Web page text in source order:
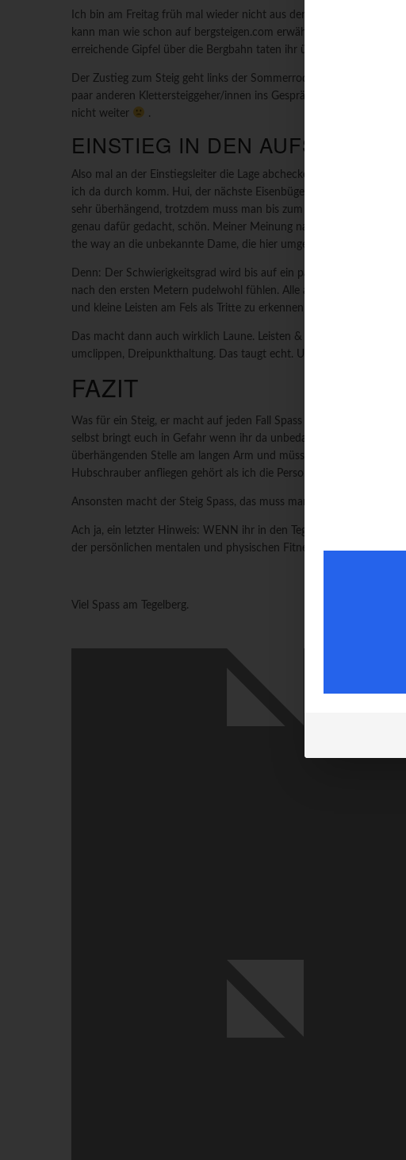
Ich bin am Freitag früh mal wieder nicht aus den Federn
kann man wie schon auf bergsteigen.com erwähnt an der
erreichende Gipfel über die Bergbahn taten ihr übriges, es war voll
Der Zustieg zum Steig geht links der Sommerrodelbahn nach
paar anderen Klettersteiggeher/innen ins Gespräch gekommen,
nicht weiter
.
EINSTIEG IN DEN AUFSTIEG
Also mal an der Einstiegsleiter die Lage abchecken ob da was
ich da durch komm. Hui, der nächste Eisenbügel zum drauf stehen
sehr überhängend, trotzdem muss man bis zum nächsten Bügel
genau dafür gedacht, schön. Meiner Meinung nach ist es keine
the way an die unbekannte Dame, die hier umgedreht hat und dann
Denn: Der Schwierigkeitsgrad wird bis auf ein paar Abschnitte
nach den ersten Metern pudelwohl fühlen. Alle anderen sollten
und kleine Leisten am Fels als Tritte zu erkennen ist verdammt
Das macht dann auch wirklich Laune. Leisten & Tritte am Felsen
umclippen, Dreipunkthaltung. Das taugt echt. Und die Aussicht ist
FAZIT
Was für ein Steig, er macht auf jeden Fall Spass wenn man
selbst bringt euch in Gefahr wenn ihr da unbedarft und unerfahren
überhängenden Stelle am langen Arm und müssen warten bis ihr
Hubschrauber anfliegen gehört als ich die Person(en) vor mir
Ansonsten macht der Steig Spass, das muss man sagen. Aber
Ach ja, ein letzter Hinweis: WENN ihr in den Tegelbergsteig
der persönlichen mentalen und physischen Fitness sowie des
Viel Spass am Tegelberg.